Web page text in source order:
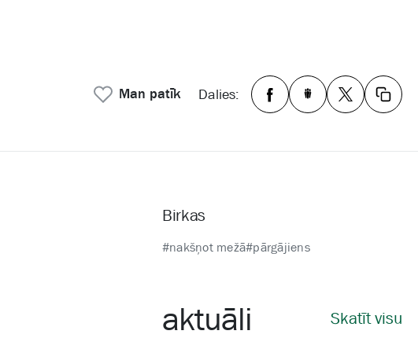
Man patīk Dalies:
Birkas
#nakšņot mežā#pārgājiens
aktuāli Skatīt visu